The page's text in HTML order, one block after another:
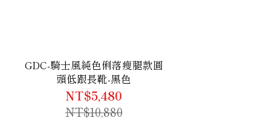
GDC-騎士風純色俐落瘦腿款圓
頭低跟長靴-黑色
NT$5,480
NT$10,880